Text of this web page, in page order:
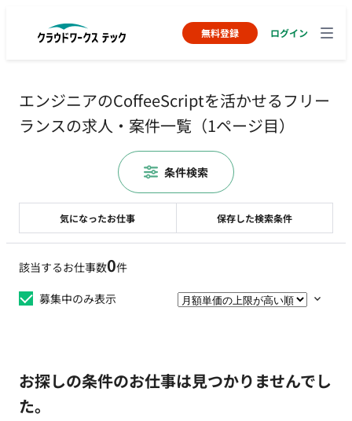
無料登録 ログイン
エンジニアのCoffeeScriptを活かせるフリー
ランスの求人・案件一覧（1ページ目）
該当するお仕事数0件
募集中のみ表示
お探しの条件のお仕事は見つかりませんでし
た。
気になったお仕事 保存した検索条件
条件検索